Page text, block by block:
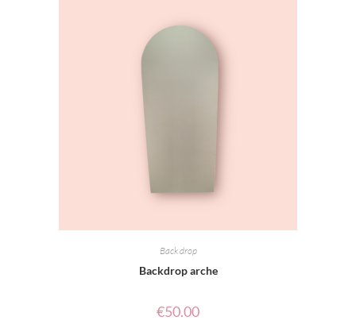
Back drop
Backdrop arche
€50.00